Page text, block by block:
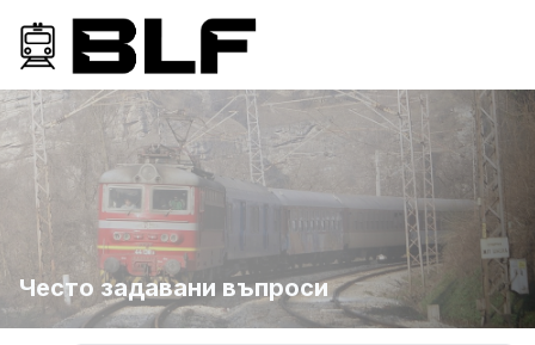
Често задавани въпроси